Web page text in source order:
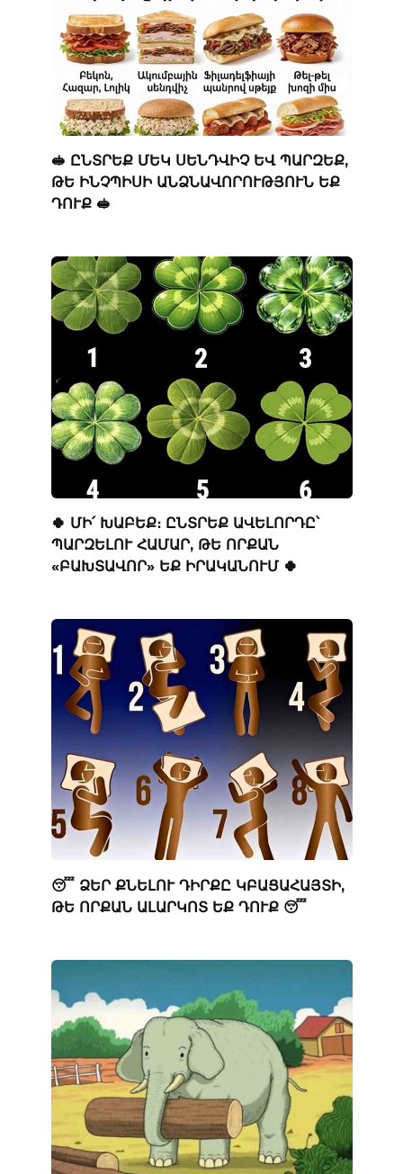
🥪 ԸՆՏՐԵՔ ՄԵԿ ՍԵՆԴՎԻՉ ԵՎ ՊԱՐԶԵՔ,
ԹԵ ԻՆՉՊԻՍԻ ԱՆՁՆԱՎՈՐՈՒԹՅՈՒՆ ԵՔ
ԴՈՒՔ 🥪
🍀 ՄԻ՛ ԽԱԲԵՔ։ ԸՆՏՐԵՔ ԱՎԵԼՈՐԴԸ՝
ՊԱՐԶԵԼՈՒ ՀԱՄԱՐ, ԹԵ ՈՐՔԱՆ
«ԲԱԽՏԱՎՈՐ» ԵՔ ԻՐԱԿԱՆՈՒՄ 🍀
😴 ՁԵՐ ՔՆԵԼՈՒ ԴԻՐՔԸ ԿԲԱՑԱՀԱՅՏԻ,
ԹԵ ՈՐՔԱՆ ԱԼԱՐԿՈՏ ԵՔ ԴՈՒՔ 😴